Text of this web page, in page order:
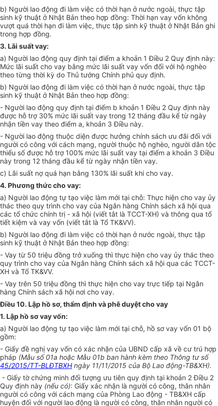
b) Người lao động đi làm việc có thời hạn ở nước ngoài, thực tập
sinh kỹ thuật ở Nhật Bản theo hợp đồng: Thời hạn vay vốn không
vượt quá thời hạn đi làm việc, thực tập sinh kỹ thuật ở Nhật Bản ghi
trong hợp đồng.
3. Lãi suất vay:
a) Người lao động quy định tại điểm a khoản 1 Điều 2 Quy định này:
Mức lãi suất cho vay bằng mức lãi suất vay vốn đối với hộ nghèo
theo từng thời kỳ do Thủ tướng Chính phủ quy định.
b) Người lao động đi làm việc có thời hạn ở nước ngoài, thực tập
sinh kỹ thuật ở Nhật Bản theo hợp đồng:
- Người lao động quy định tại điểm b khoản 1 Điều 2 Quy định này
được hỗ trợ 30% mức lãi suất vay trong 12 tháng đầu kể từ ngày
nhận tiền vay theo điểm a, khoản 3 Điều này.
- Người lao động thuộc diện được hưởng chính sách ưu đãi đối với
người có công với cách mạng, người thuộc hộ nghèo, người dân tộc
thiểu số được hỗ trợ 100% mức lãi suất vay tại điểm a khoản 3 Điều
này trong 12 tháng đầu kể từ ngày nhận tiền vay.
c) Lãi suất nợ quá hạn bằng 130% lãi suất khi cho vay.
4. Phương thức cho vay:
a) Người lao động tự tạo việc làm mới tại chỗ: Thực hiện cho vay ủy
thác theo quy trình cho vay của Ngân hàng Chính sách xã hội qua
các tổ chức chính trị - xã hội (viết tắt là TCCT-XH) và thông qua tổ
tiết kiệm và vay vốn (viết tắt là Tổ TK&VV).
b) Người lao động đi làm việc có thời hạn ở nước ngoài, thực tập
sinh kỹ thuật ở Nhật Bản theo hợp đồng:
- Vay từ 50 triệu đồng trở xuống thì thực hiện cho vay ủy thác theo
quy trình cho vay của Ngân hàng Chính sách xã hội qua các TCCT-
XH và Tổ TK&VV.
- Vay trên 50 triệu đồng thì thực hiện cho vay trực tiếp tại Ngân
hàng Chính sách xã hội nơi cho vay.
Điều 10. Lập hồ sơ, thẩm định và phê duyệt cho vay
1. Lập hồ sơ vay vốn:
a) Người lao động tự tạo việc làm mới tại chỗ, hồ sơ vay vốn 01 bộ
gồm:
- Giấy đề nghị vay vốn có xác nhận của UBND cấp xã về cư trú hợp
pháp (Mẫu số 01a hoặc Mẫu 01b ban hành kèm theo Thông tư số
45/2015/TT-BLĐTBXH ngày 11/11/2015 của Bộ Lao động-TB&XH).
- Giấy tờ chứng minh đối tượng ưu tiên quy định tại khoản 2 Điều 2
Quy định này (nếu có): Giấy xác nhận là người có công, thân nhân
người có công với cách mạng của Phòng Lao động - TB&XH cấp
huyện đối với người lao động là người có công, thân nhân người có